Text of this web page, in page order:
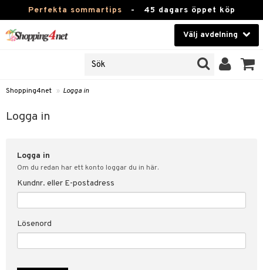
Perfekta sommartips - 45 dagars öppet köp
Välj avdelning
Kontaktlinser
Hälsokost
Fitness
Hem & Inredning
Leksaker, Barn & Baby
Varumärken
Shopping4net » Logga in
Logga in
Logga in
Om du redan har ett konto loggar du in här.
Kundnr. eller E-postadress
Lösenord
svar